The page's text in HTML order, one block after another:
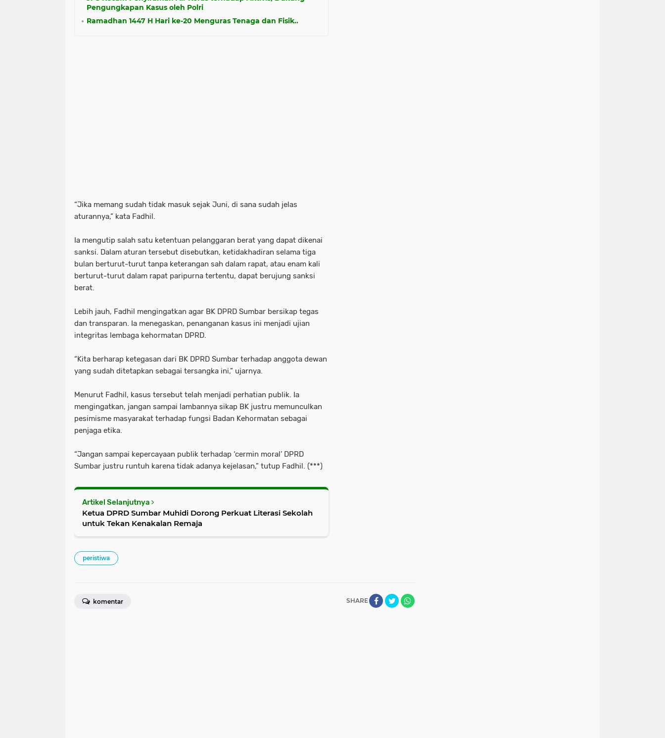
Pengungkapan Kasus oleh Polri
Ramadhan 1447 H Hari ke-20 Menguras Tenaga dan Fisik..
“Jika memang sudah tidak masuk sejak Juni, di sana sudah jelas
aturannya,” kata Fadhil.
Ia mengutip salah satu ketentuan pelanggaran berat yang dapat dikenai
sanksi. Dalam aturan tersebut disebutkan, ketidakhadiran selama tiga
bulan berturut-turut tanpa keterangan sah dalam rapat, atau enam kali
berturut-turut dalam rapat paripurna tertentu, dapat berujung sanksi
berat.
Lebih jauh, Fadhil mengingatkan agar BK DPRD Sumbar bersikap tegas
dan transparan. Ia menegaskan, penanganan kasus ini menjadi ujian
integritas lembaga kehormatan DPRD.
“Kita berharap ketegasan dari BK DPRD Sumbar terhadap anggota dewan
yang sudah ditetapkan sebagai tersangka ini,” ujarnya.
Menurut Fadhil, kasus tersebut telah menjadi perhatian publik. Ia
mengingatkan, jangan sampai lambannya sikap BK justru memunculkan
pesimisme masyarakat terhadap fungsi Badan Kehormatan sebagai
penjaga etika.
“Jangan sampai kepercayaan publik terhadap ‘cermin moral’ DPRD
Sumbar justru runtuh karena tidak adanya kejelasan,” tutup Fadhil. (***)
Artikel Selanjutnya
Ketua DPRD Sumbar Muhidi Dorong Perkuat Literasi Sekolah
untuk Tekan Kenakalan Remaja
peristiwa
SHARE
komentar